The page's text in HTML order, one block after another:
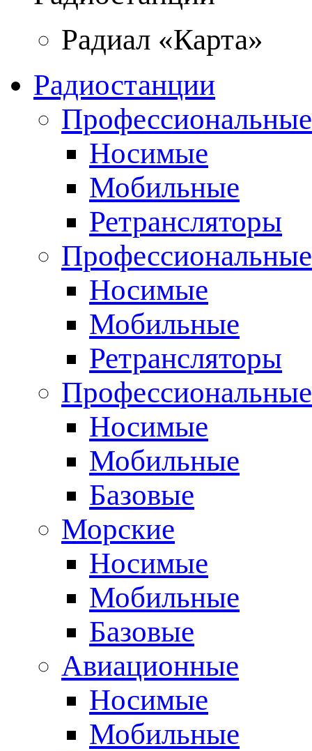
Радиал «Карта»
Радиостанции
Носимые
Мобильные
Ретрансляторы
Носимые
Мобильные
Ретрансляторы
Носимые
Мобильные
Базовые
Морские
Носимые
Мобильные
Базовые
Авиационные
Носимые
Мобильные